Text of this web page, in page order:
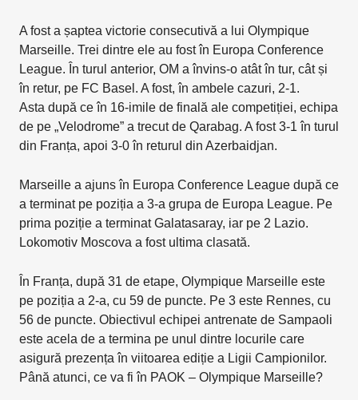
A fost a șaptea victorie consecutivă a lui Olympique
Marseille. Trei dintre ele au fost în Europa Conference
League. În turul anterior, OM a învins-o atât în tur, cât și
în retur, pe FC Basel. A fost, în ambele cazuri, 2-1.
Asta după ce în 16-imile de finală ale competiției, echipa
de pe „Velodrome” a trecut de Qarabag. A fost 3-1 în turul
din Franța, apoi 3-0 în returul din Azerbaidjan.
Marseille a ajuns în Europa Conference League după ce
a terminat pe poziția a 3-a grupa de Europa League. Pe
prima poziție a terminat Galatasaray, iar pe 2 Lazio.
Lokomotiv Moscova a fost ultima clasată.
În Franța, după 31 de etape, Olympique Marseille este
pe poziția a 2-a, cu 59 de puncte. Pe 3 este Rennes, cu
56 de puncte. Obiectivul echipei antrenate de Sampaoli
este acela de a termina pe unul dintre locurile care
asigură prezența în viitoarea ediție a Ligii Campionilor.
Până atunci, ce va fi în PAOK – Olympique Marseille?